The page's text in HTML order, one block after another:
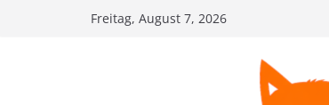
Freitag, August 7, 2026